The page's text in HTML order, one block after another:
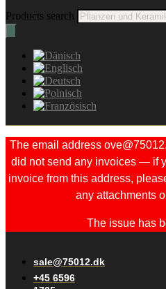
Products search
The email address
did not send any invoices — if
invoice from this address,
any attachments
The issue has
sale@75012.dk
+45 6596